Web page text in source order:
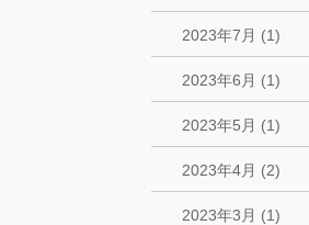
2023年7月 (1)
2023年6月 (1)
2023年5月 (1)
2023年4月 (2)
2023年3月 (1)